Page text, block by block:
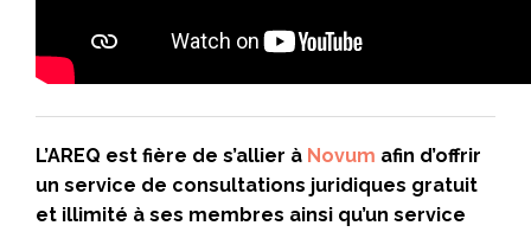
L’AREQ est fière de s’allier à Novum afin d’offrir
un service de consultations juridiques gratuit
et illimité à ses membres ainsi qu’un service